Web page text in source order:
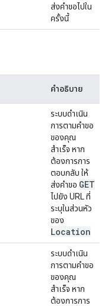
ส่งคำขอไปใน
ครั้งนี้
คำอธิบาย
ระบบดำเนิน
การตามคำขอ
ของคุณ
สำเร็จ หาก
ต้องการการ
ตอบกลับ ให้
ส่งคำขอ GET
ไปยัง URL ที่
ระบุในส่วนหัว
ของ
Location
ระบบดำเนิน
การตามคำขอ
ของคุณ
สำเร็จ หาก
ต้องการการ